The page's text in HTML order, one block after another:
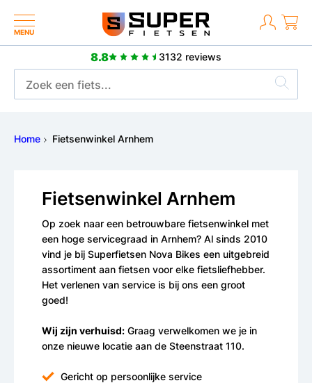
MENU
8.8 3132 reviews
Home Fietsenwinkel Arnhem
Fietsenwinkel Arnhem
Op zoek naar een betrouwbare fietsenwinkel met
een hoge servicegraad in Arnhem? Al sinds 2010
vind je bij Superfietsen Nova Bikes een uitgebreid
assortiment aan fietsen voor elke fietsliefhebber.
Het verlenen van service is bij ons een groot
goed!
Wij zijn verhuisd: Graag verwelkomen we je in
onze nieuwe locatie aan de Steenstraat 110.
Gericht op persoonlijke service